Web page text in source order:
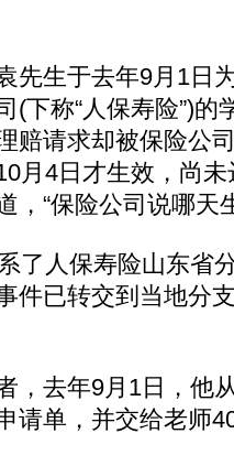
生于去年9月1日
(下称“人保寿险”)的
赔请求却被保险公
月4日才生效，尚
，“保险公司说哪天
人保寿险山东省
件已转交到当地分
去年9月1日，他
请单，并交给老师